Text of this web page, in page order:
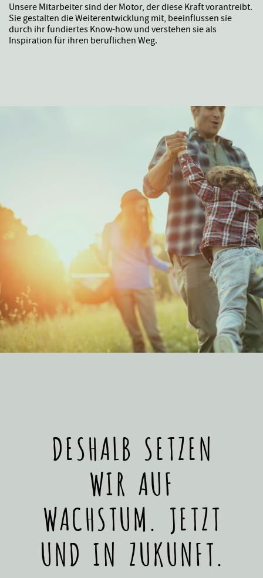
Unsere Mitarbeiter sind der Motor, der diese Kraft vorantreibt.
Sie gestalten die Weiterentwicklung mit, beeinflussen sie
durch ihr fundiertes Know-how und verstehen sie als
Inspiration für ihren beruflichen Weg.
DESHALB SETZEN
WIR AUF
WACHSTUM. JETZT
UND IN ZUKUNFT.